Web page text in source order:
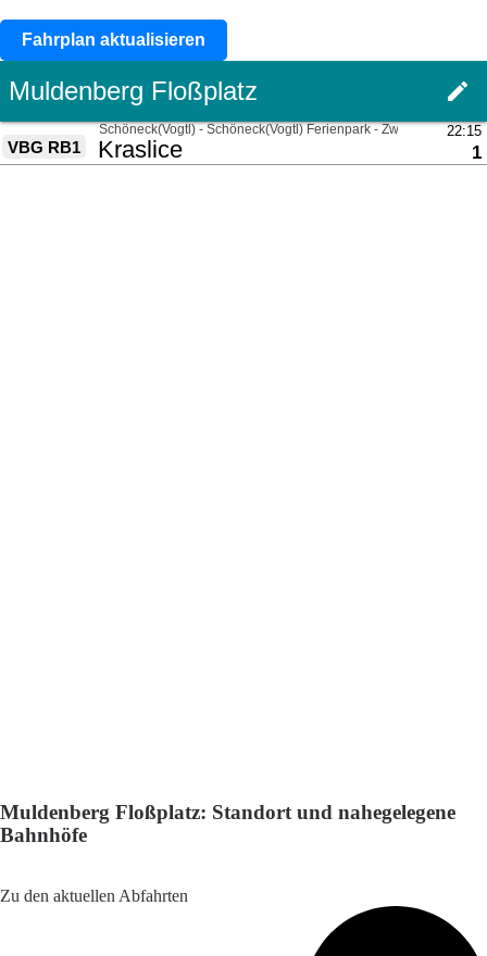
Fahrplan aktualisieren
Muldenberg Floßplatz: Standort und nahegelegene
Bahnhöfe
Zu den aktuellen Abfahrten